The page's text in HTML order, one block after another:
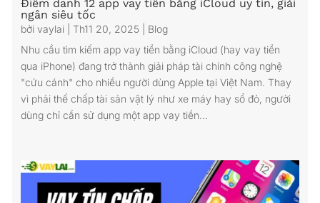
Điểm danh 12 app vay tiền bằng iCloud uy tín, giải
ngân siêu tốc
bởi vaylai Th11 20, 2025
Blog
Nhu cầu tìm kiếm app vay tiền bằng iCloud (hay vay tiền
qua iPhone) đang trở thành giải pháp tài chính công nghệ
"cứu cánh" cho nhiều người dùng Apple tại Việt Nam. Thay
vì phải thế chấp tài sản vật lý như xe máy hay sổ đỏ, người
dùng chỉ cần sử dụng một app vay tiền...